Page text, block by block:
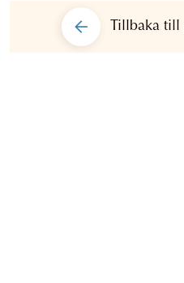
Tillbaka till